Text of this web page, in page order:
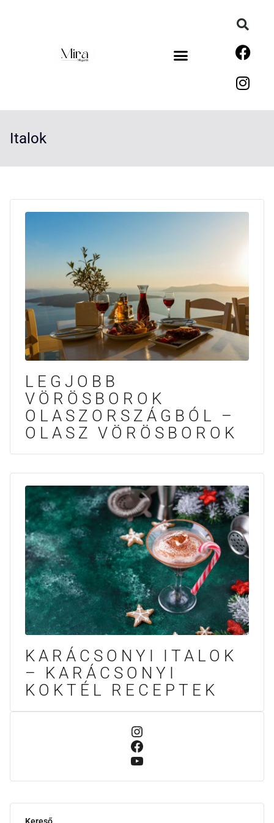
Italok
LEGJOBB
VÖRÖSBOROK
OLASZORSZÁGBÓL –
OLASZ VÖRÖSBOROK
KARÁCSONYI ITALOK
– KARÁCSONYI
KOKTÉL RECEPTEK